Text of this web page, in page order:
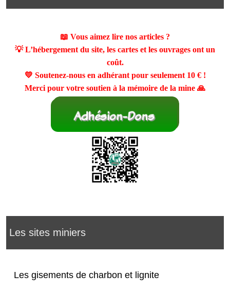
📖 Vous aimez lire nos articles ?
💡 L’hébergement du site, les cartes et les ouvrages ont un
coût.
💛 Soutenez-nous en adhérant pour seulement 10 €!
Merci pour votre soutien à la mémoire de la mine 🙏
Les sites miniers
Les gisements de charbon et lignite